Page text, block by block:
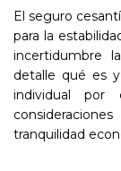
El seguro
para la
incertidumbre
detalle qué es
individual por
tranquilidad